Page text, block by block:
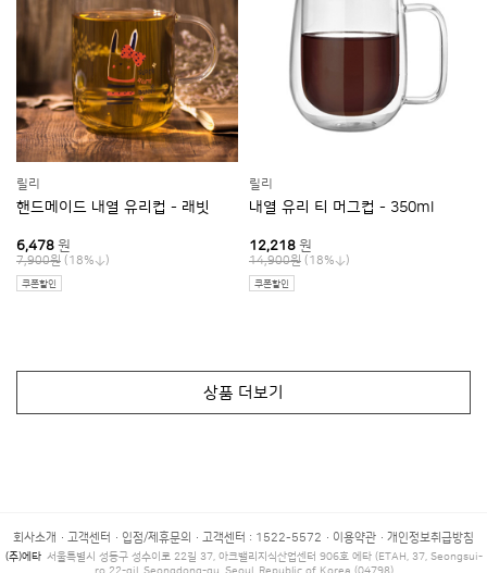
릴리
핸드메이드 내열 유리컵 - 래빗
6,478 원
7,900원 (18% )
쿠폰할인
릴리
내열 유리 티 머그컵 - 350ml
12,218 원
14,900원 (18% )
쿠폰할인
상품 더보기
회사소개 고객센터 입점/제휴문의 고객센터 : 1522-5572 이용약관
개인정보취급방침
(주)에타 서울특별시 성동구 성수이로 22길 37, 아크밸리지식산업센터 906호 에타 (ETAH, 37, Seongsui-